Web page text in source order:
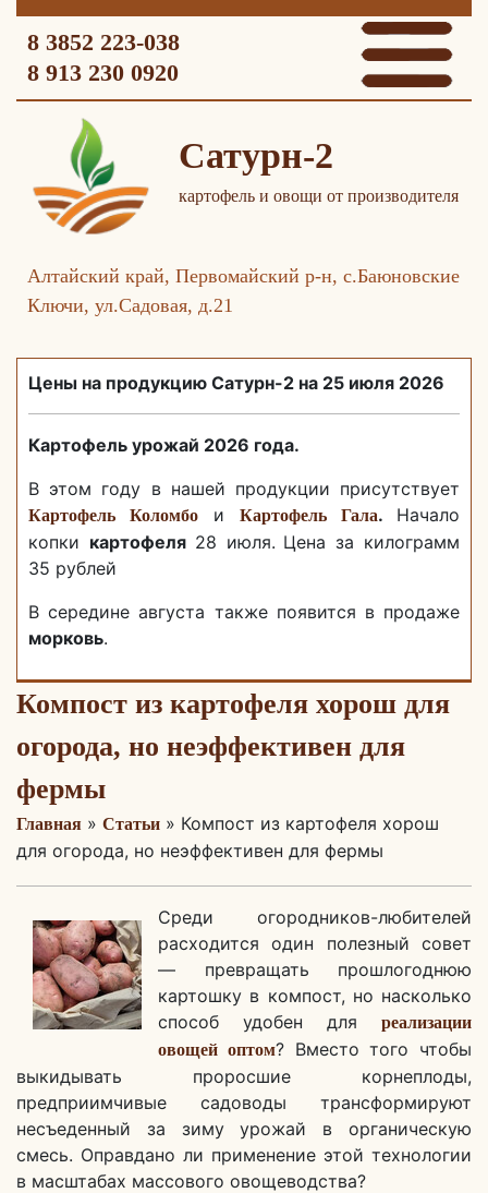
8 3852 223-038
8 913 230 0920
Сатурн-2
картофель и овощи от производителя
Алтайский край, Первомайский р-н, с.Баюновские
Ключи, ул.Садовая, д.21
Цены на продукцию Сатурн-2 на 25 июля 2026
Картофель урожай 2026 года.
В этом году в нашей продукции присутствует
Картофель Коломбо и Картофель Гала. Начало
копки картофеля 28 июля. Цена за килограмм
35 рублей
В середине августа также появится в продаже
морковь.
Компост из картофеля хорош для
огорода, но неэффективен для
фермы
Главная » Статьи » Компост из картофеля хорош
для огорода, но неэффективен для фермы
Среди огородников-любителей
расходится один полезный совет
— превращать прошлогоднюю
картошку в компост, но насколько
способ удобен для реализации
овощей оптом? Вместо того чтобы
выкидывать проросшие корнеплоды,
предприимчивые садоводы трансформируют
несъеденный за зиму урожай в органическую
смесь. Оправдано ли применение этой технологии
в масштабах массового овощеводства?